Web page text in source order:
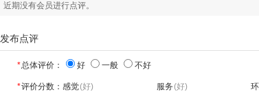
近期没有会员进行点评。
发布点评
*总体评价： 好 一般 不好
*评价分数： 感觉(好) 服务(好)